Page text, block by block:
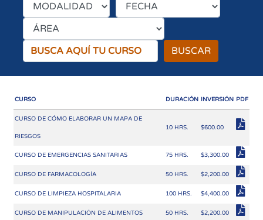
BUSCAR
CURSO DURACIÓN INVERSIÓN PDF
CURSO DE CÓMO ELABORAR UN MAPA DE
RIESGOS
10 HRS. $600.00
CURSO DE EMERGENCIAS SANITARIAS 75 HRS. $3,300.00
CURSO DE FARMACOLOGÍA 50 HRS. $2,200.00
CURSO DE LIMPIEZA HOSPITALARIA 100 HRS. $4,400.00
CURSO DE MANIPULACIÓN DE ALIMENTOS 50 HRS. $2,200.00